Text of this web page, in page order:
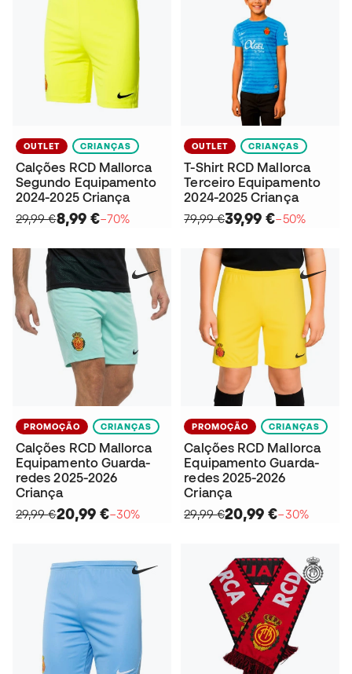
OUTLET CRIANÇAS
Calções RCD Mallorca
Segundo Equipamento
2024-2025 Criança
29,99 €8,99 €−70%
OUTLET CRIANÇAS
T-Shirt RCD Mallorca
Terceiro Equipamento
2024-2025 Criança
79,99 €39,99 €−50%
PROMOÇÃO CRIANÇAS
Calções RCD Mallorca
Equipamento Guarda-
redes 2025-2026
Criança
29,99 €20,99 €−30%
PROMOÇÃO CRIANÇAS
Calções RCD Mallorca
Equipamento Guarda-
redes 2025-2026
Criança
29,99 €20,99 €−30%